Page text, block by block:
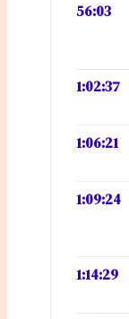
56:03
1:02:37
1:06:21
1:09:24
1:14:29